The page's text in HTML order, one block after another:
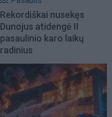
Rekordiškai nusekęs
Dunojus atidengė II
pasaulinio karo laikų
radinius